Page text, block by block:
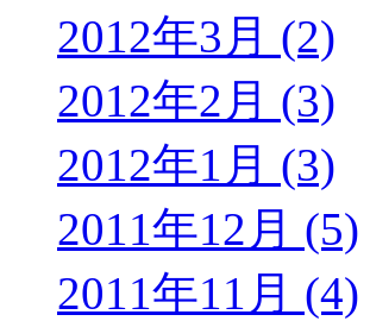
2012年3月 (2)
2012年2月 (3)
2012年1月 (3)
2011年12月 (5)
2011年11月 (4)